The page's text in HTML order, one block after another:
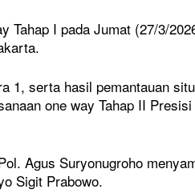
Tahap I pada Jumat (27/3/
1, serta hasil pemantauan
one way Tahap II
Agus Suryonugroho
Sigit Prabowo.